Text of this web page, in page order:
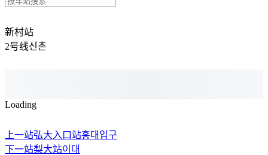
新村站
2号线신촌
Loading
上一站弘大入口站홍대입구
下一站梨大站이대